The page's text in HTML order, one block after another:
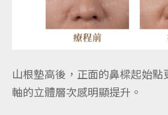
山根墊高後，正面的鼻樑起始點
軸的立體層次感明顯提升。